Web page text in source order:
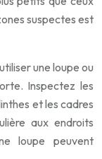
suspectes est
une loupe ou
Inspectez les
et les cadres
aux endroits
loupe peuvent